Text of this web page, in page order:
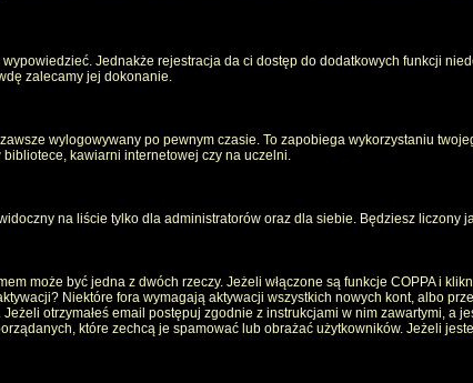
Jednakże rejestracja da ci dostęp do dodatkowych funkcji
zalecamy jej dokonanie.
wylogowywany po pewnym czasie. To zapobiega wykorzystaniu
kawiarni internetowej czy na uczelni.
na liście tylko dla administratorów oraz dla siebie. Będziesz liczony
może być jedna z dwóch rzeczy. Jeżeli włączone są funkcje COPPA i
Niektóre fora wymagają aktywacji wszystkich nowych kont, albo
otrzymałeś email postępuj zgodnie z instrukcjami w nim zawartymi, a
które zechcą je spamować lub obrażać użytkowników. Jeżeli